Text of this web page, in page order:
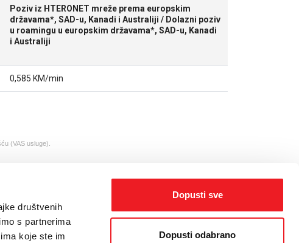
društvenih
s partnerima
koje ste im
Dopusti sve
Dopusti odabrano
Poziv iz HTERONET mreže prema europskim
državama*, SAD-u, Kanadi i Australiji / Dolazni poziv
u roamingu u europskim državama*, SAD-u, Kanadi
i Australiji
0,585 KM/min
(VAS usluge).